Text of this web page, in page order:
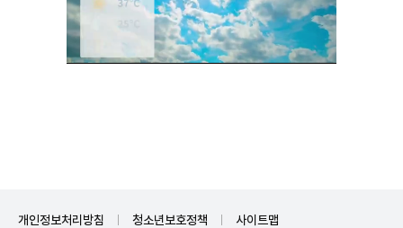
개인정보처리방침 청소년보호정책 사이트맵